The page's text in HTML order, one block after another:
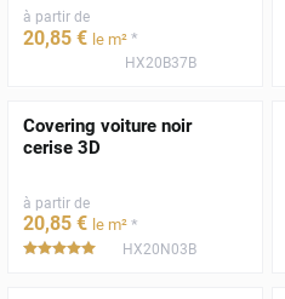
à partir de
20,85 € le m² *
HX20B37B
Covering voiture noir
cerise 3D
à partir de
20,85 € le m² *
*****HX20N03B